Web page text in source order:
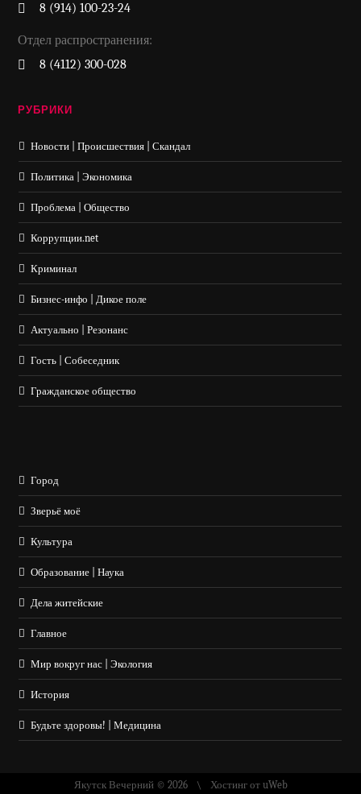
8 (914) 100-23-24
Отдел распространения:
8 (4112) 300-028
РУБРИКИ
Новости | Происшествия | Скандал
Политика | Экономика
Проблема | Общество
Коррупции.net
Криминал
Бизнес-инфо | Дикое поле
Актуально | Резонанс
Гость | Собеседник
Гражданское общество
Город
Зверьё моё
Культура
Образование | Наука
Дела житейские
Главное
Мир вокруг нас | Экология
История
Будьте здоровы! | Медицина
Якутск Вечерний © 2026 Хостинг от uWeb